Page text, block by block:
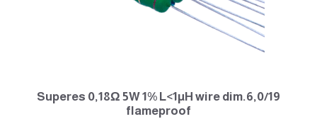
Superes 0,18Ω 5W 1% L<1µH wire dim.6,0/19
flameproof